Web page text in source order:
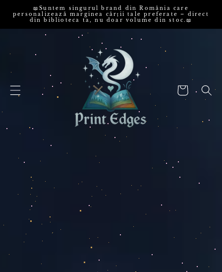
LA CONȚINUT
📖Suntem singurul brand din România care
personalizează marginea cărții tale preferate – direct
din biblioteca ta, nu doar volume din stoc.📖
Coș